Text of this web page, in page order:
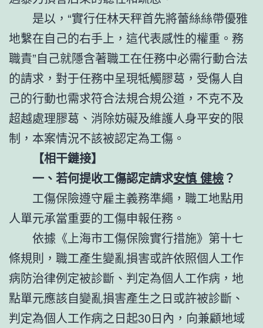
是以，“實行任林天秤首先將蕾絲絲帶優雅
地繫在自己的右手上，這代表感性的權重。務
職責”自己就隱含著職工在任務中必需行動合法
的請求，對于任務中呈現牴觸膠葛，受傷人自
己的行動也需求符合法規合規公道，不克不及
超越處理膠葛、消除妨礙及維護人身平安的限
制，本案情況不該被認定為工傷。
【相干鏈接】
一、若何提收工傷認定請求安慎 健檢？
工傷保險遵守雇主義務準繩，職工地點用
人單元承當重要的工傷申報任務。
依據《上海市工傷保險實行措施》第十七
條規則，職工產生變亂損害或許依照個人工作
病防治律例定被診斷、判定為個人工作病，地
點單元應該自變亂損害產生之日或許被診斷、
判定為個人工作病之日起30日內，向兼顧地域